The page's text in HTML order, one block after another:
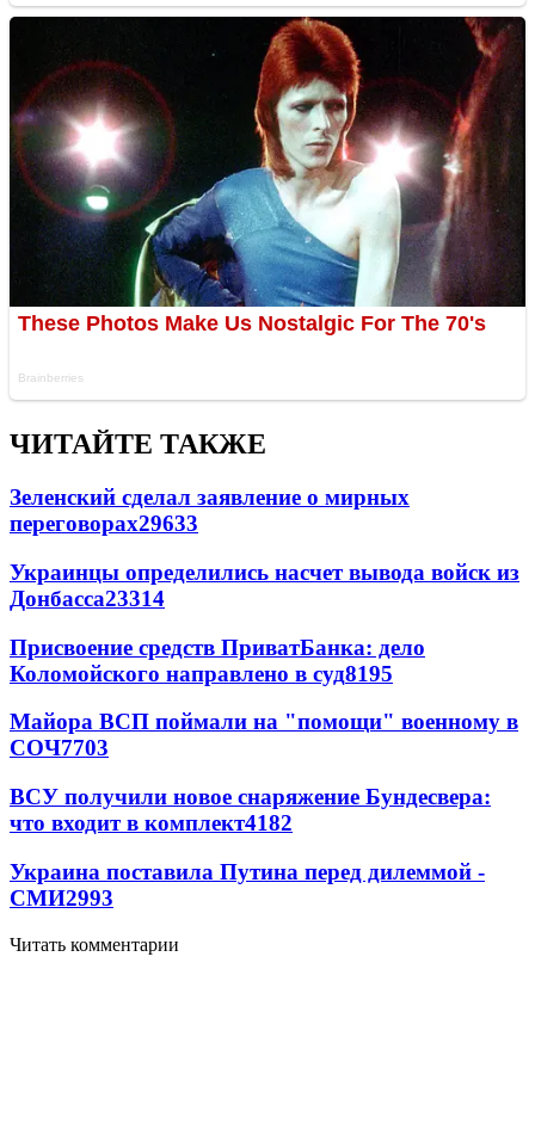
ЧИТАЙТЕ ТАКЖЕ
Зеленский сделал заявление о мирных
переговорах29633
Украинцы определились насчет вывода войск из
Донбасса23314
Присвоение средств ПриватБанка: дело
Коломойского направлено в суд8195
Майора ВСП поймали на "помощи" военному в
СОЧ7703
ВСУ получили новое снаряжение Бундесвера:
что входит в комплект4182
Украина поставила Путина перед дилеммой -
СМИ2993
Читать комментарии